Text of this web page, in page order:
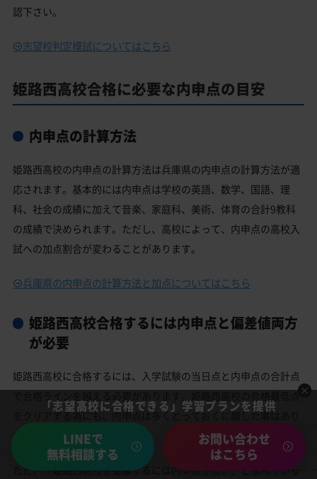
認下さい。
志望校判定模試についてはこちら
姫路西高校合格に必要な内申点の目安
内申点の計算方法
姫路西高校の内申点の計算方法は兵庫県の内申点の計算方法が適
応されます。基本的には内申点は学校の英語、数学、国語、理
科、社会の成績に加えて音楽、家庭科、美術、体育の合計9教科
の成績で決められます。ただし、高校によって、内申点の高校入
試への加点割合が変わることがあります。
兵庫県の内申点の計算方法と加点についてはこちら
姫路西高校合格するには内申点と偏差値両方
が必要
姫路西高校に合格するには、入学試験の当日点と内申点の合計点
をクリアする為にも、内申点は多くとっておくに越した事はあり
ません。
ただ、「姫路西高校を受験するには内申点が低い」と悩んでいる
「志望高校に合格できる」学習プランを提供
LINEで
無料相談する
お問い合わせ
はこちら